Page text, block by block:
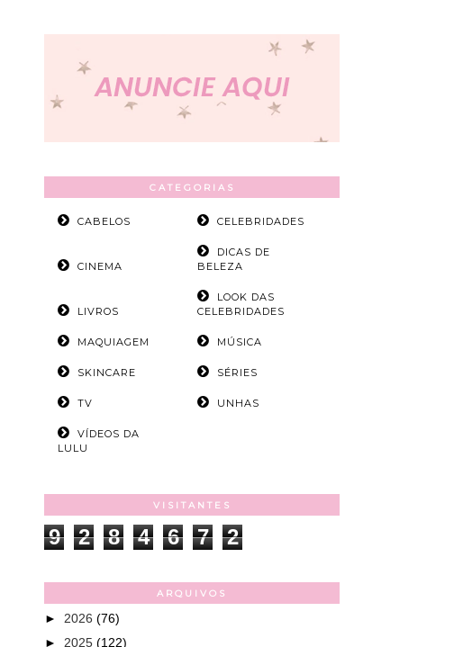
CATEGORIAS
CABELOS CELEBRIDADES
CINEMA
DICAS DE
BELEZA
LIVROS
LOOK DAS
CELEBRIDADES
MAQUIAGEM MÚSICA
SKINCARE SÉRIES
TV UNHAS
VÍDEOS DA
LULU
VISITANTES
9 2 8 4 6 7 2
ARQUIVOS
► 2026 (76)
► 2025 (122)